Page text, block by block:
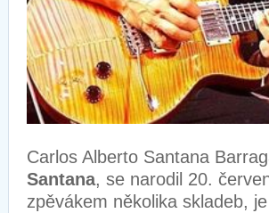
Carlos Alberto Santana
Santana, se narodil 20.
zpěvákem několika skladeb,